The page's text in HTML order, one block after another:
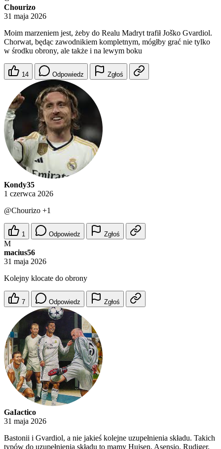
Chourizo
31 maja 2026
Moim marzeniem jest, żeby do Realu Madryt trafił Joško Gvardiol.
Chorwat, będąc zawodnikiem kompletnym, mógłby grać nie tylko
w środku obrony, ale także i na lewym boku
14 Odpowiedz Zgłoś
Kondy35
1 czerwca 2026
@Chourizo +1
1 Odpowiedz Zgłoś
M
macius56
31 maja 2026
Kolejny klocate do obrony
7 Odpowiedz Zgłoś
GaIactico
31 maja 2026
Bastonii i Gvardiol, a nie jakieś kolejne uzupełnienia składu. Takich
typów do uzupełnienia składu to mamy Hujsen, Asensio, Rudiger,